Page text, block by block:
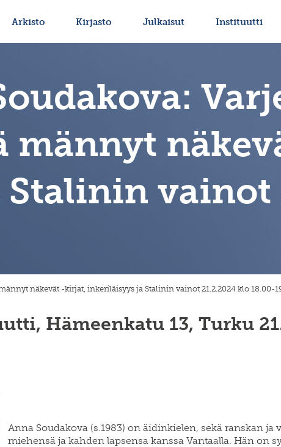
Arkisto Kirjasto Julkaisut Instituutti
männyt
vainot
näkevät -kirjat, inkeriläisyys ja Stalinin vainot 21.2.2024 klo 18.00-
Hämeenkatu 13, Turku
Anna Soudakova (s.1983) on äidinkielen, sekä ranskan ja
miehensä ja kahden lapsensa kanssa Vantaalla. Hän on